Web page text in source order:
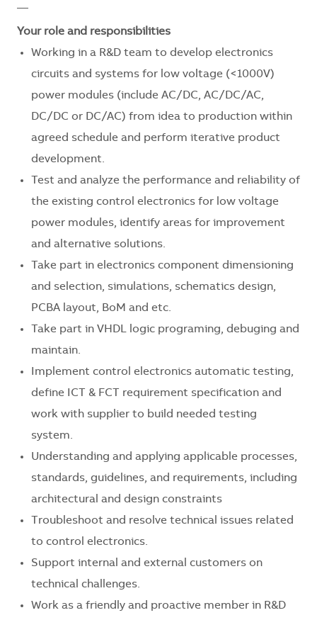
Your role and responsibilities
Working in a R&D team to develop electronics
circuits and systems for low voltage (<1000V)
power modules (include AC/DC, AC/DC/AC,
DC/DC or DC/AC) from idea to production within
agreed schedule and perform iterative product
development.
Test and analyze the performance and reliability of
the existing control electronics for low voltage
power modules, identify areas for improvement
and alternative solutions.
Take part in electronics component dimensioning
and selection, simulations, schematics design,
PCBA layout, BoM and etc.
Take part in VHDL logic programing, debuging and
maintain.
Implement control electronics automatic testing,
define ICT & FCT requirement specification and
work with supplier to build needed testing
system.
Understanding and applying applicable processes,
standards, guidelines, and requirements, including
architectural and design constraints
Troubleshoot and resolve technical issues related
to control electronics.
Support internal and external customers on
technical challenges.
Work as a friendly and proactive member in R&D